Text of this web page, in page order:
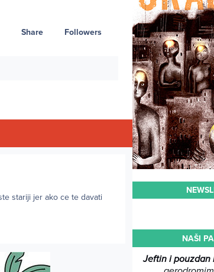
Share Followers
stariji jer ako ce te davati
NAŠI
Jeftin i pouzdan